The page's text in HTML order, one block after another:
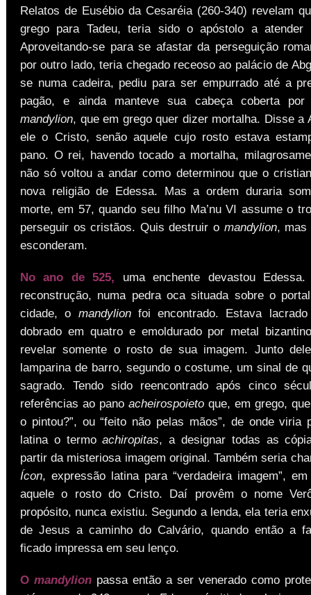
Relatos de Eusébio da Cesaréia (260-340) revelam
grego para Tadeu, teria sido o apóstolo a atender
Aproveitando-se para se afastar da perseguição
por outro lado, teria chegado receoso ao palácio de
se numa cadeira, pediu para ser empurrado até a
pagão, e ainda manteve sua cabeça coberta
mandylion, que em grego quer dizer mortalha. Disse a
ele o Cristo, senão aquele cujo rosto estava
pano. O rei, havendo tocado a mortalha,
não só voltou a andar como determinou que o
nova religião de Edessa. Mas a ordem duraria
morte, em 57, quando seu filho Ma’nu VI assume o
perseguir os cristãos. Quis destruir o mandylion, mas
esconderam.
No ano de 525, uma enchente devastou
reconstrução, numa pedra oca situada sobre o
cidade, o mandylionfoi encontrado. Estava
dobrado em quatro e emoldurado por metal
revelar somente o rosto de sua imagem. Junto
lamparina de barro, segundo o costume, um sinal de
sagrado. Tendo sido reencontrado após cinco
referências ao pano acheirospoieto que, em grego,
o pintou?”, ou “feito não pelas mãos”, de onde viria
latina o termoachiropitas, a designar todas as
partir da misteriosa imagem original. Também seria
Ícon, expressão latina para “verdadeira imagem”,
aquele o rosto do Cristo. Daí provêm o nome
propósito, nunca existiu. Segundo a lenda, ela teria
de Jesus a caminho do Calvário, quando então a
ficado impressa em seu lenço.
O mandylion passa então a ser venerado como